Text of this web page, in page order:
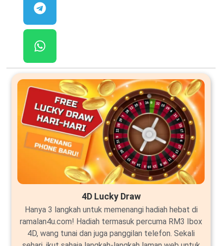
4D Lucky Draw
Hanya 3 langkah untuk memenangi hadiah hebat di
ramalan4u.com! Hadiah termasuk percuma RM3 Ibox
4D, wang tunai dan juga panggilan telefon. Sekali